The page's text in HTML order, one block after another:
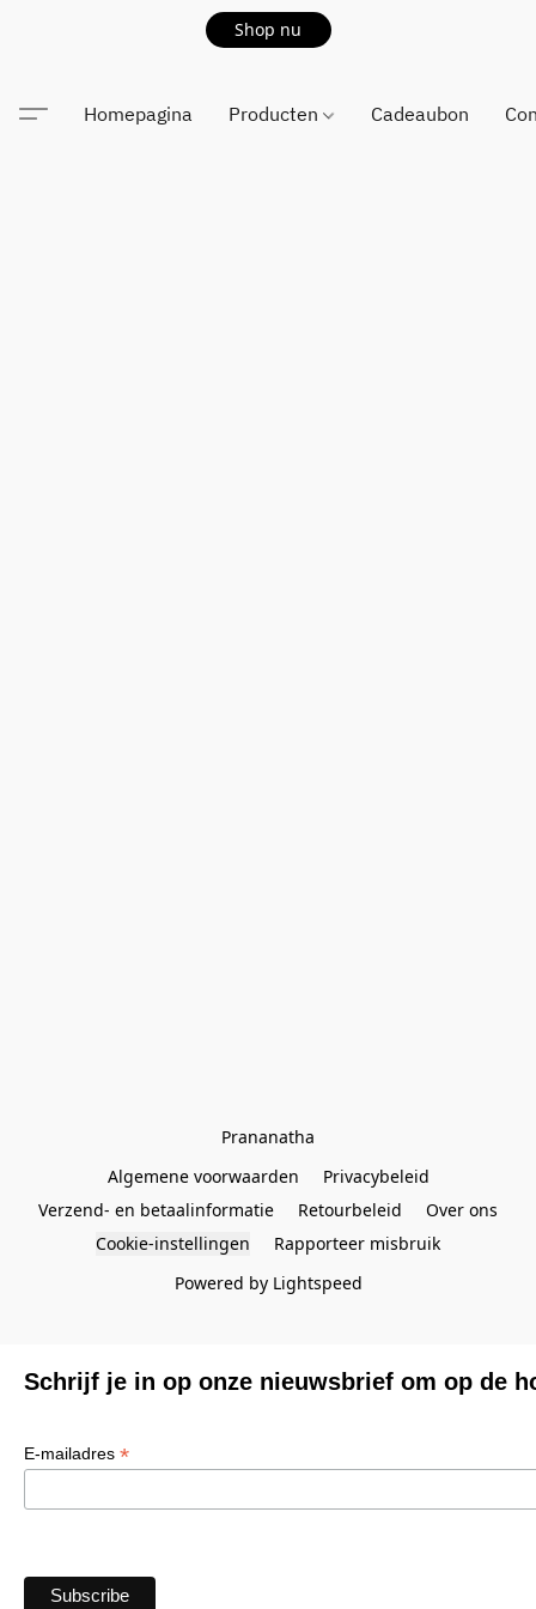
Shop nu
Homepagina Producten Cadeaubon
Prananatha
Algemene voorwaarden
Privacybeleid
Verzend- en betaalinformatie
Retourbeleid
Over ons
Cookie-instellingen
Rapporteer misbruik
Powered by Lightspeed
Schrijf je in op onze nieuwsbrief om op de
E-mailadres *